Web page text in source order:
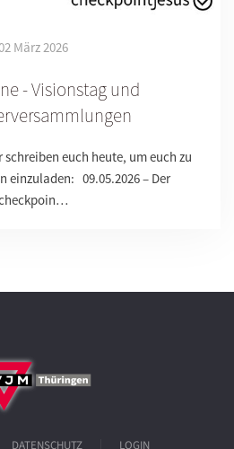
März 2026
- Visionstag und
euch heute, um euch zu
einzuladen: 09.05.2026 – Der
DATENSCHUTZ LOGIN